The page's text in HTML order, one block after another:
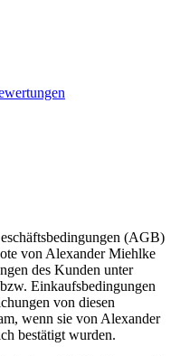
(AGB)
von Alexander Miehlke
des Kunden unter
Einkaufsbedingungen
von diesen
wenn sie von Alexander
bestätigt wurden.